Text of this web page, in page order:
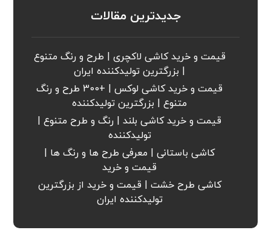
جدیدترین مقالات
قیمت و خرید کاشی لاکچری | طرح و رنگ متنوع
| بزرگترین تولیدکننده ایران
قیمت و خرید کاشی لوکس | +300 طرح و رنگ
متنوع | بزرگترین تولیدکننده
قیمت و خرید کاشی بلند | رنگ و طرح متنوع |
تولیدکننده
کاشی باستانی | معرفی طرح ها و رنگ ها |
قیمت و خرید
کاشی طرح خشت | قیمت و خرید از بزرگترین
تولیدکننده ایران